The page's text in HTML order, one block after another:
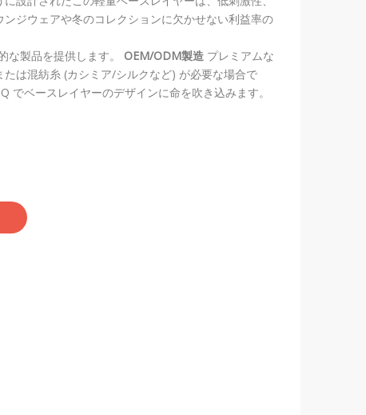
ジウェアや冬のコレクションに欠かせない利益率の
な製品を提供します。 OEM/ODM製造 プレミアムな
は混紡糸 (カシミア/シルクなど) が必要な場合で
でベースレイヤーのデザインに命を吹き込みます。